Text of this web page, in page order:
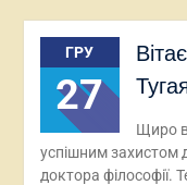
ГРУ
27
Щиро
успішним захистом
доктора філософії.